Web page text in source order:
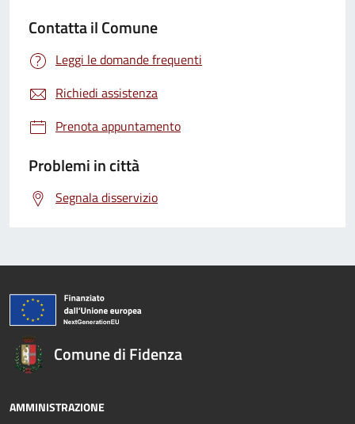
Contatta il Comune
Leggi le domande frequenti
Richiedi assistenza
Prenota appuntamento
Problemi in città
Segnala disservizio
Comune di Fidenza
AMMINISTRAZIONE